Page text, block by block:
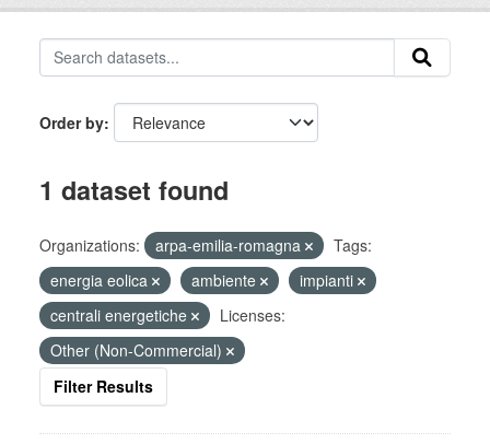
Order by
1 dataset found
Organizations: arpa-emilia-romagna
Tags:
energia eolica
ambiente
impianti
centrali energetiche
Licenses:
Other (Non-Commercial)
Filter Results